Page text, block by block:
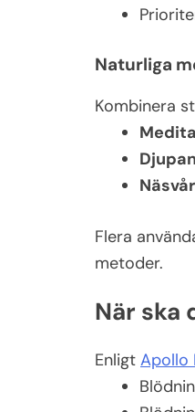
Naturliga
Kombinera
Flera
metoder.
När ska
Enligt Apollo